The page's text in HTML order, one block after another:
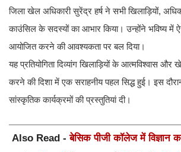
जिला खेल अधिकारी सुरेंद्र हर्ष ने सभी खिलाड़ियों,
काउंसिल के सदस्यों का आभार किया। उन्होंने भविष्य में
आयोजित करने की आवश्यकता पर बल दिया।
यह प्रतियोगिता दिव्यांग खिलाड़ियों के आत्मविश्वास और
करने की दिशा में एक सराहनीय पहल सिद्ध हुई। इस
सांस्कृतिक कार्यक्रमों की प्रस्तुतियां दी।
Also Read -बेसिक पीजी कॉलेज में विज्ञान